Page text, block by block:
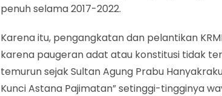
penuh selama 2017-2022.
Karena itu, pengangkatan dan pelantikan
karena paugeran adat atau konstitusi tidak
temurun sejak Sultan Agung Prabu
Kunci Astana Pajimatan” setinggi-tingginya